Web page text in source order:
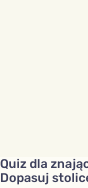
Quiz dla
Dopasuj